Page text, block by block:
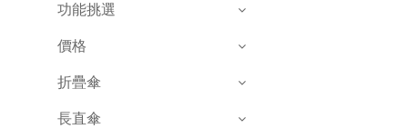
功能挑選
價格
折疊傘
長直傘